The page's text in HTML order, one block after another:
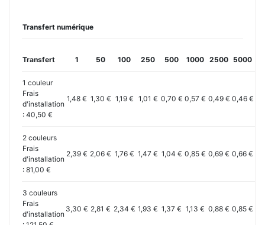
Transfert numérique
Transfert 1 50 100 250 500 1000 2500 5000
1 couleur
Frais
d'installation
: 40,50 €
1,48 € 1,30 € 1,19 € 1,01 € 0,70 € 0,57 € 0,49 € 0,46 €
2 couleurs
Frais
d'installation
: 81,00 €
2,39 € 2,06 € 1,76 € 1,47 € 1,04 € 0,85 € 0,69 € 0,66 €
3 couleurs
Frais
d'installation
3,30 € 2,81 € 2,34 € 1,93 € 1,37 € 1,13 € 0,88 € 0,85 €